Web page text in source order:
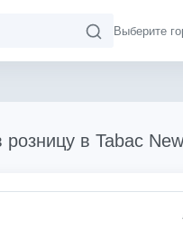
Выберите
в Tabac New